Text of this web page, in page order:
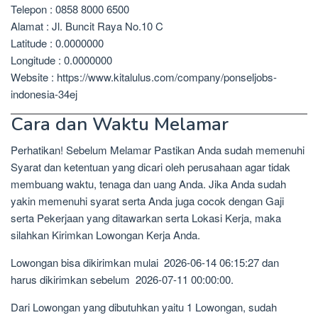
Telepon : 0858 8000 6500
Alamat : Jl. Buncit Raya No.10 C
Latitude : 0.0000000
Longitude : 0.0000000
Website : https://www.kitalulus.com/company/ponseljobs-
indonesia-34ej
Cara dan Waktu Melamar
Perhatikan! Sebelum Melamar Pastikan Anda sudah memenuhi
Syarat dan ketentuan yang dicari oleh perusahaan agar tidak
membuang waktu, tenaga dan uang Anda. Jika Anda sudah
yakin memenuhi syarat serta Anda juga cocok dengan Gaji
serta Pekerjaan yang ditawarkan serta Lokasi Kerja, maka
silahkan Kirimkan Lowongan Kerja Anda.
Lowongan bisa dikirimkan mulai 2026-06-14 06:15:27 dan
harus dikirimkan sebelum 2026-07-11 00:00:00.
Dari Lowongan yang dibutuhkan yaitu 1 Lowongan, sudah